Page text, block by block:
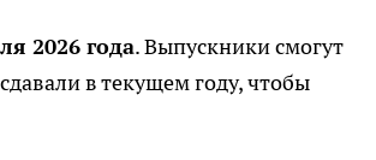
2026 года. Выпускники смогут
в текущем году, чтобы